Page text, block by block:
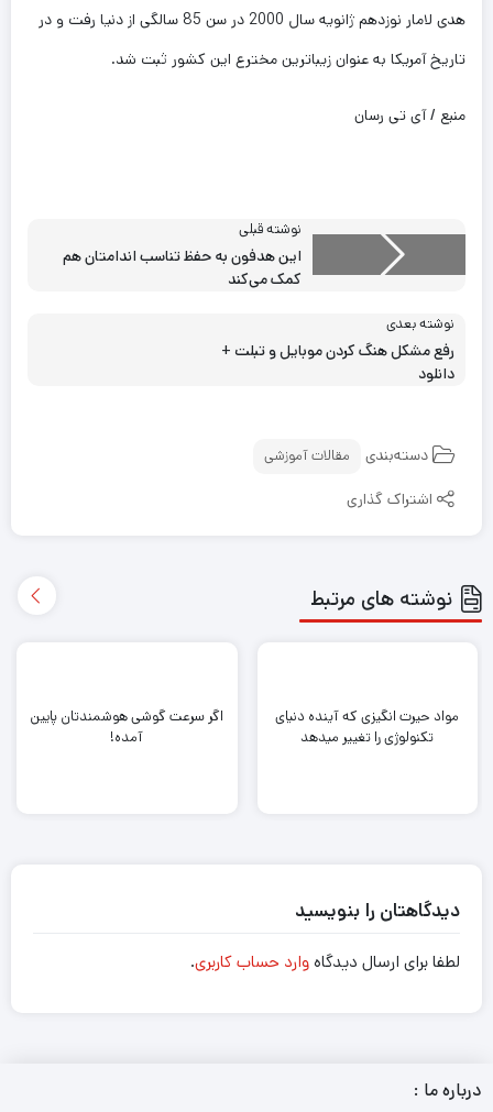
هدی لامار نوزدهم ژانویه سال 2000 در سن 85 سالگی از دنیا رفت و در
تاریخ آمریکا به عنوان زیباترین مخترع این کشور ثبت شد.
منبع / آی تی رسان
نوشته قبلی
این هدفون به حفظ تناسب اندامتان هم
کمک می‌کند
نوشته بعدی
رفع مشکل هنگ کردن موبایل و تبلت +
دانلود
دسته‌بندی مقالات آموزشی
اشتراک گذاری
نوشته های مرتبط
مواد حیرت انگیزی که آینده دنیای
تکنولوژی را تغییر میدهد
اگر سرعت گوشی هوشمندتان پایین
آمده!
دیدگاهتان را بنویسید
لطفا برای ارسال دیدگاهوارد حساب کاربری.
درباره ما :